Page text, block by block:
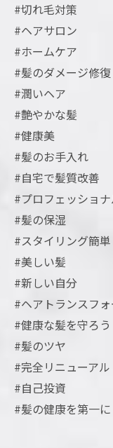
#切れ毛対策
#ヘアサロン
#ホームケア
#髪のダメージ修復
#潤いヘア
#艶やかな髪
#健康美
#髪のお手入れ
#自宅で髪質改善
#プロフェッショ
#髪の保湿
#スタイリング簡単
#美しい髪
#新しい自分
#ヘアトランスフ
#健康な髪を守ろう
#髪のツヤ
#完全リニューアル
#自己投資
#髪の健康を第一に